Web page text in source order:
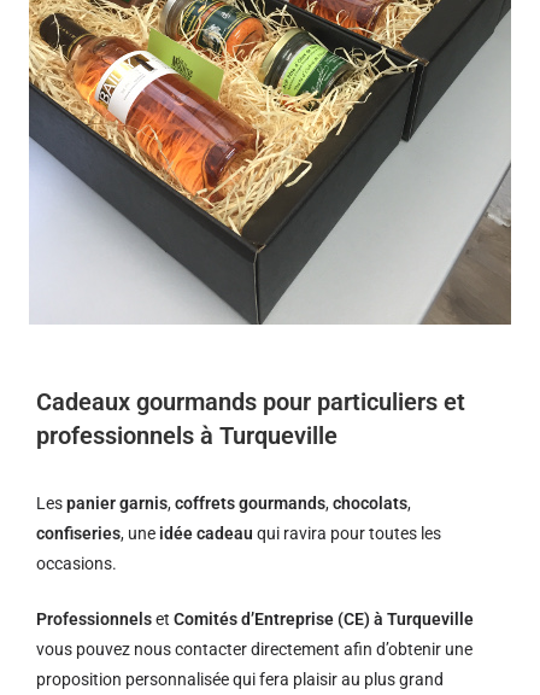
Cadeaux gourmands pour particuliers et
professionnels à Turqueville
Lespanier garnis,coffrets gourmands,chocolats,
confiseries, une idée cadeau qui ravira pour toutes les
occasions.
Professionnelset Comités d’Entreprise (CE) à Turqueville
vous pouvez nous contacter directement afin d’obtenir une
proposition personnalisée qui fera plaisir au plus grand